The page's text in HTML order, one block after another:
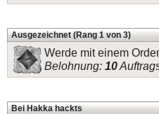
Ausgezeichnet (Rang 1 von 3)
Werde mit einem
Belohnung: 10
Bei Hakka hackts